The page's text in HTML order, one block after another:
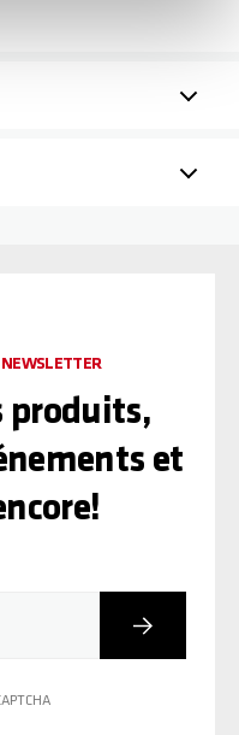
Inscription
NEWSLETTER
produits,
et